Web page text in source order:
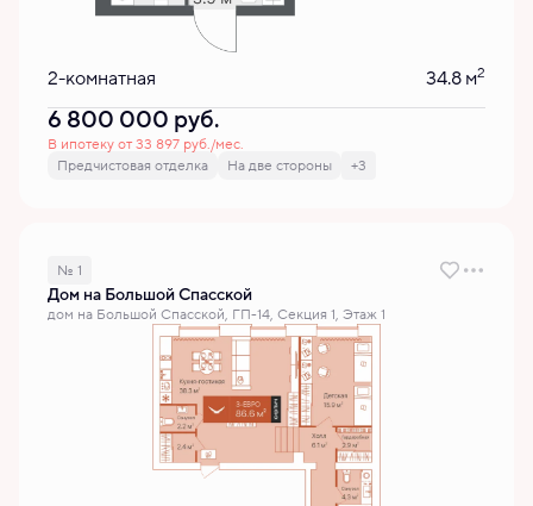
2-комнатная 34.8 м2
6 800 000 руб.
В ипотеку от 33 897 руб./мес.
Предчистовая отделка
На две стороны +3
№ 1
Дом на Большой Спасской
дом на Большой Спасской, ГП-14, Секция 1, Этаж 1